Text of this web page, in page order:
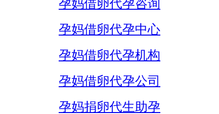
孕妈借卵代孕咨询
孕妈借卵代孕中心
孕妈借卵代孕机构
孕妈借卵代孕公司
孕妈捐卵代生助孕